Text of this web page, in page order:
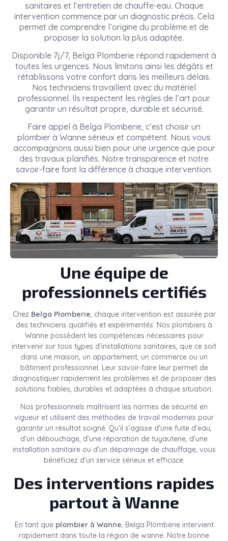
sanitaires et l’entretien de chauffe-eau. Chaque
intervention commence par un diagnostic précis. Cela
permet de comprendre l’origine du problème et de
proposer la solution la plus adaptée.
Disponible 7j/7, Belga Plomberie répond rapidement à
toutes les urgences. Nous limitons ainsi les dégâts et
rétablissons votre confort dans les meilleurs délais.
Nos techniciens travaillent avec du matériel
professionnel. Ils respectent les règles de l’art pour
garantir un résultat propre, durable et sécurisé.
Faire appel à Belga Plomberie, c’est choisir un
plombier à Wanne sérieux et compétent. Nous vous
accompagnons aussi bien pour une urgence que pour
des travaux planifiés. Notre transparence et notre
savoir-faire font la différence à chaque intervention.
Une équipe de
professionnels certifiés
Chez Belga Plomberie , chaque intervention est assurée par
des techniciens qualifiés et expérimentés. Nos plombiers à
Wanne possèdent les compétences nécessaires pour
intervenir sur tous types d’installations sanitaires, que ce soit
dans une maison, un appartement, un commerce ou un
bâtiment professionnel. Leur savoir-faire leur permet de
diagnostiquer rapidement les problèmes et de proposer des
solutions fiables, durables et adaptées à chaque situation.
Nos professionnels maîtrisent les normes de sécurité en
vigueur et utilisent des méthodes de travail modernes pour
garantir un résultat soigné. Qu’il s’agisse d’une fuite d’eau,
d’un débouchage, d’une réparation de tuyauterie, d’une
installation sanitaire ou d’un dépannage de chauffage, vous
bénéficiez d’un service sérieux et efficace.
Des interventions rapides
partout à Wanne
En tant que plombier à Wanne, Belga Plomberie intervient
rapidement dans toute la région de wanne. Notre bonne